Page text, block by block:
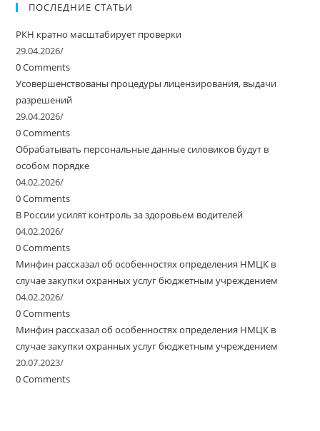
ПОСЛЕДНИЕ СТАТЬИ
РКН кратно масштабирует проверки
29.04.2026/
0 Comments
Усовершенствованы процедуры лицензирования, выдачи
разрешений
29.04.2026/
0 Comments
Обрабатывать персональные данные силовиков будут в
особом порядке
04.02.2026/
0 Comments
В России усилят контроль за здоровьем водителей
04.02.2026/
0 Comments
Минфин рассказал об особенностях определения НМЦК в
случае закупки охранных услуг бюджетным учреждением
04.02.2026/
0 Comments
Минфин рассказал об особенностях определения НМЦК в
случае закупки охранных услуг бюджетным учреждением
20.07.2023/
0 Comments